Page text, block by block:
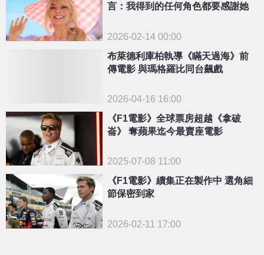
言：我得到的任何角色都要感謝她
2026-02-14 00:00
布萊德利庫柏執導《瞞天過海》前
傳電影 與瑪格羅比同台飆戲
2026-04-16 16:00
《F1電影》全球票房超越《拿破
崙》 奪蘋果迄今最賣座電影
2025-07-08 11:00
《F1電影》續集正在製作中 選角細
節保密到家
2026-02-11 17:00